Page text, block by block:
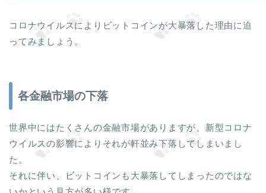
コロナウイルスによりビットコインが大暴落した理由に迫
ってみましょう。
各金融市場の下落
世界中にはたくさんの金融市場がありますが、新型コロナ
ウイルスの影響によりそれが軒並み下落してしまいまし
た。
それに伴い、ビットコインも大暴落してしまったのではな